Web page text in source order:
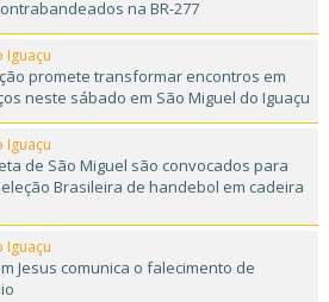
na BR-277
Iguaçu
promete transformar encontros em
neste sábado em São Miguel do Iguaçu
Iguaçu
de São Miguel são convocados para
Brasileira de handebol em cadeira
Iguaçu
Jesus comunica o falecimento de